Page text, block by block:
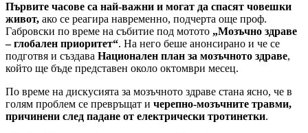
Първите часове са най-важни и могат да спасят човешки
живот, ако се реагира навременно, подчерта още проф.
Габровски по време на събитие под мотото „Мозъчно здраве
– глобален приоритет“. На него беше анонсирано и че се
подготвя и създава Национален план за мозъчното здраве,
който ще бъде представен около октомври месец.
По време на дискусията за мозъчното здраве стана ясно, че в
голям проблем се превръщат и черепно-мозъчните травми,
причинени след падане от електрически тротинетки.